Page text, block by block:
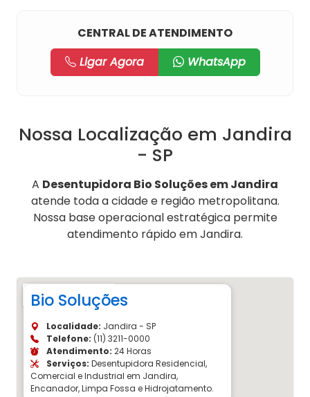
CENTRAL DE ATENDIMENTO
Ligar Agora
WhatsApp
Nossa Localização em Jandira
- SP
A Desentupidora Bio Soluções em Jandira
atende toda a cidade e região metropolitana.
Nossa base operacional estratégica permite
atendimento rápido em Jandira.
Bio Soluções
Localidade: Jandira - SP
Telefone: (11) 3211-0000
Atendimento: 24 Horas
Serviços: Desentupidora Residencial,
Comercial e Industrial em Jandira,
Encanador, Limpa Fossa e Hidrojatamento.